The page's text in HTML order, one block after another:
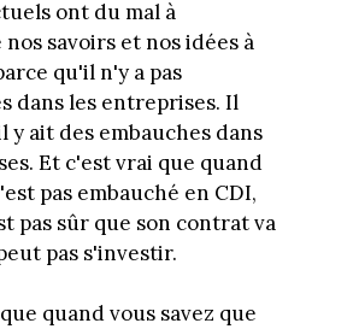
ont du mal à
savoirs et nos idées à
qu'il n'y a pas
dans les entreprises. Il
ait des embauches dans
Et c'est vrai que quand
pas embauché en CDI,
pas sûr que son contrat va
pas s'investir.
quand vous savez que